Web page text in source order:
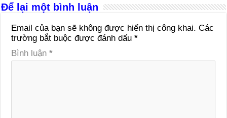
Để lại một bình luận
Email của bạn sẽ không được hiển thị công khai. Các
trường bắt buộc được đánh dấu*
Bình luận*